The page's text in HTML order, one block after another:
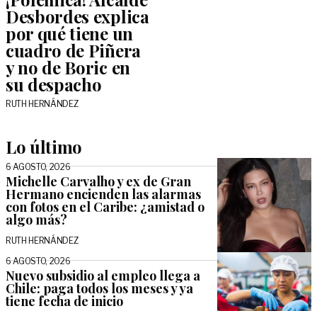
Desbordes explica
por qué tiene un
cuadro de Piñera
y no de Boric en
su despacho
RUTH HERNÁNDEZ
Lo último
6 AGOSTO, 2026
Michelle Carvalho y ex de Gran
Hermano encienden las alarmas
con fotos en el Caribe: ¿amistad o
algo más?
RUTH HERNÁNDEZ
6 AGOSTO, 2026
Nuevo subsidio al empleo llega a
Chile: paga todos los meses y ya
tiene fecha de inicio